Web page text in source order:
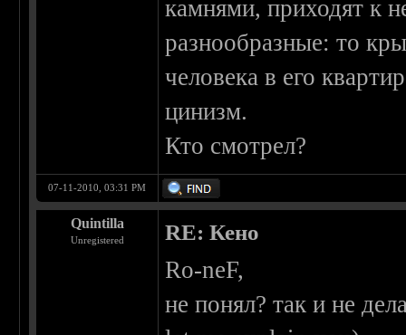
камнями, приходят к
разнообразные: то
человека в его
цинизм.
Кто смотрел?
07-11-2010, 03:31 PM
Quintilla
Unregistered RE: Кено
Ro-neF,
не понял? так и не